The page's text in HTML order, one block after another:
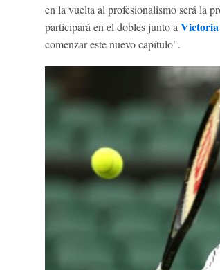
en la vuelta al profesionalismo será la
participará en el dobles junto a
comenzar este nuevo capítulo".